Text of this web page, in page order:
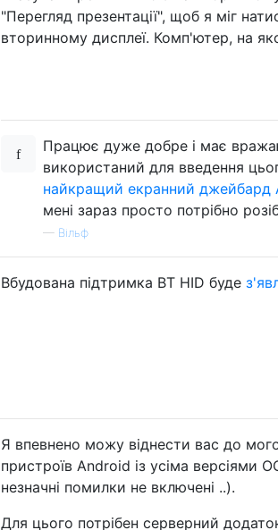
"Перегляд презентації", щоб я міг
вторинному дисплеї. Комп'ютер, на
Працює дуже добре і має
використаний для введення
найкращий екранний джейбард
мені зараз просто потрібно
— Вільф
Вбудована підтримка BT HID буде
Я впевнено можу віднести вас до
пристроїв Android із усіма версіями
незначні помилки не включені ..).
Для цього потрібен серверний